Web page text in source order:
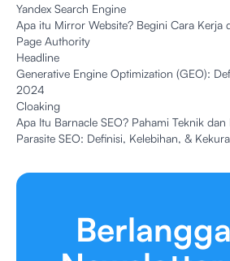
Yandex Search Engine
Apa itu Mirror Website? Begini Cara Kerja
Page Authority
Headline
Generative Engine Optimization (GEO):
2024
Cloaking
Apa Itu Barnacle SEO? Pahami Teknik
Parasite SEO: Definisi, Kelebihan, &